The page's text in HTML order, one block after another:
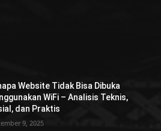
Website Tidak Bisa Dibuka
WiFi – Analisis Teknis,
dan Praktis
9, 2025